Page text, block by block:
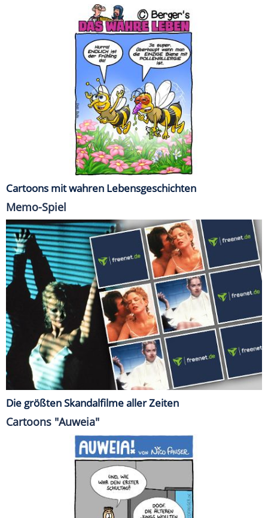
Cartoons mit wahren Lebensgeschichten
Memo-Spiel
Die größten Skandalfilme aller Zeiten
Cartoons "Auweia"